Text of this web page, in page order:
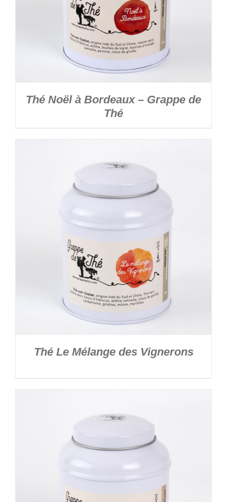
Thé Noël à Bordeaux – Grappe de
Thé
Thé Le Mélange des Vignerons